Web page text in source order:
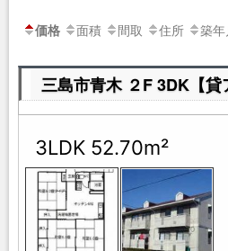
価格 面積 間取 住所 築年
三島市青木 ２F 3DK【貸
3LDK 52.70m²